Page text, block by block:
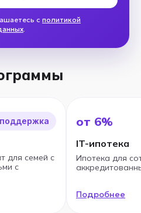
с политикой
.
для семей с
с
от 6%
IT-ипотека
Ипотека для
Подробнее